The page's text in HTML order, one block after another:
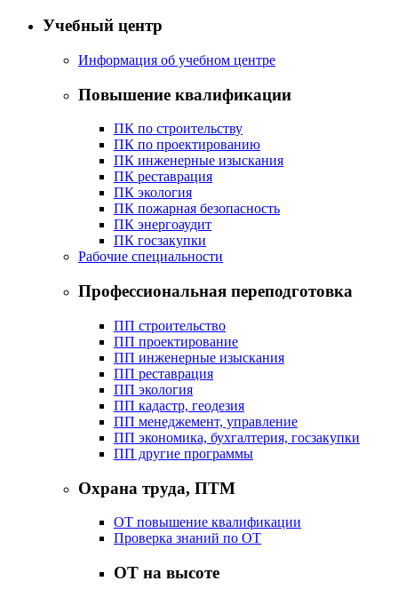
Учебный центр
Информация об учебном центре
Повышение квалификации
ПК по строительству
ПК по проектированию
ПК инженерные изыскания
ПК реставрация
ПК экология
ПК пожарная безопасность
ПК энергоаудит
ПК госзакупки
Рабочие специальности
Профессиональная переподготовка
ПП строительство
ПП проектирование
ПП инженерные изыскания
ПП реставрация
ПП экология
ПП кадастр, геодезия
ПП менеджемент, управление
ПП экономика, бухгалтерия, госзакупки
ПП другие программы
Охрана труда, ПТМ
ОТ повышение квалификации
Проверка знаний по ОТ
ОТ на высоте